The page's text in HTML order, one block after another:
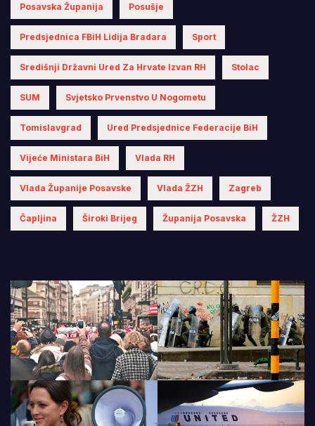
Posavska Županija Posušje
Predsjednica FBiH Lidija Bradara Sport
Središnji Državni Ured Za Hrvate Izvan RH Stolac
SUM Svjetsko Prvenstvo U Nogometu
Tomislavgrad Ured Predsjednice Federacije BiH
Vijeće Ministara BiH Vlada RH
Vlada Županije Posavske Vlada ŽZH Zagreb
Čapljina Široki Brijeg Županija Posavska ŽZH